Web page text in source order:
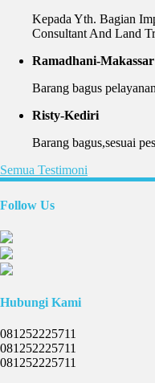
Kepada Yth. Bagian
Consultant And Land
Ramadhani-Makassar
Barang bagus
Risty-Kediri
Barang bagus,sesuai
Semua Testimoni
Follow Us
Hubungi Kami
081252225711
081252225711
081252225711